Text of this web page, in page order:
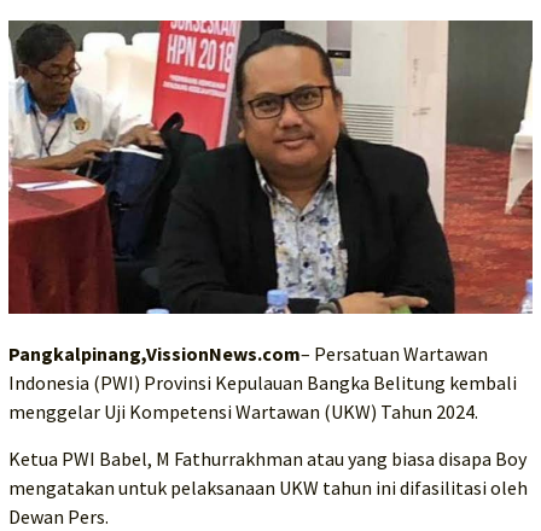
Pangkalpinang,VissionNews.com– Persatuan Wartawan
Indonesia (PWI) Provinsi Kepulauan Bangka Belitung kembali
menggelar Uji Kompetensi Wartawan (UKW) Tahun 2024.
Ketua PWI Babel, M Fathurrakhman atau yang biasa disapa Boy
mengatakan untuk pelaksanaan UKW tahun ini difasilitasi oleh
Dewan Pers.